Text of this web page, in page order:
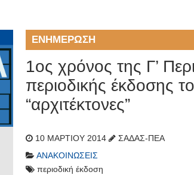
ΕΝΗΜΈΡΩΣΗ
1ος χρόνος της Γ’
περιοδικής έκδοσης
“αρχιτέκτονες”
10 ΜΑΡΤΊΟΥ 2014
ΣΑΔΑΣ-ΠΕΑ
ΑΝΑΚΟΙΝΏΣΕΙΣ
περιοδική έκδοση